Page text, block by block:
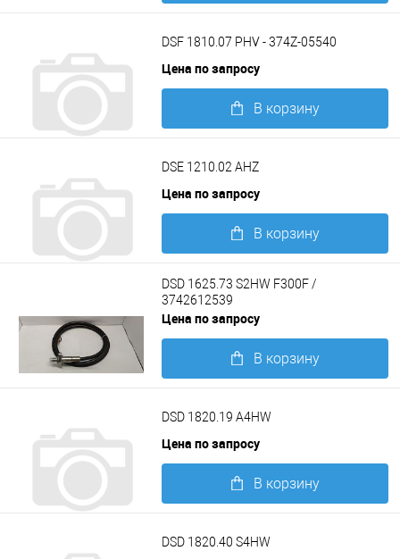
DSF 1810.07 PHV - 374Z-05540
Цена по запросу
В корзину
DSE 1210.02 AHZ
Цена по запросу
В корзину
Подробнее
DSD 1625.73 S2HW F300F /
3742612539
Цена по запросу
В корзину
DSD 1820.19 A4HW
Цена по запросу
В корзину
DSD 1820.40 S4HW